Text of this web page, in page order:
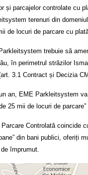
și parcajelor controlate cu
terenuri din
de locuri de parcare cu
trebuie să
în perimetrul străzilor
3.1 Contract și Decizia
an, EME Parkleitsystem
25 mii de locuri de
Controlată coincide
din bani publici, oferiți
împrumut.